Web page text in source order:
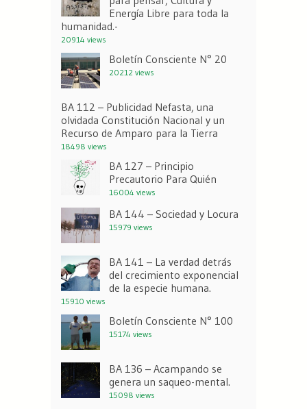
Energía Libre para toda la
humanidad.-
20914 views
Boletín Consciente N° 20
20212 views
BA 112 – Publicidad Nefasta, una
olvidada Constitución Nacional y un
Recurso de Amparo para la Tierra
18498 views
BA 127 – Principio
Precautorio Para Quién
16004 views
BA 144 – Sociedad y Locura
15979 views
BA 141 – La verdad detrás
del crecimiento exponencial
de la especie humana.
15910 views
Boletín Consciente N° 100
15174 views
BA 136 – Acampando se
genera un saqueo-mental.
15098 views